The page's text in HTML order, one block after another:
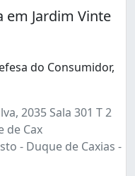
em Jardim Vinte
do Consumidor,
2035 Sala 301 T 2
de Cax
- Duque de Caxias -